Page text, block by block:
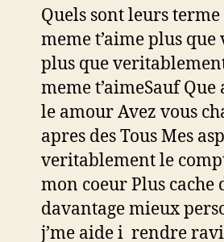
Quels sont leurs
meme t’aime plus
plus que
meme t’aimeSauf
le amour Avez vous
apres des Tous Mes
veritablement le
mon coeur Plus cache
davantage mieux
j’me aide i rendre ravi